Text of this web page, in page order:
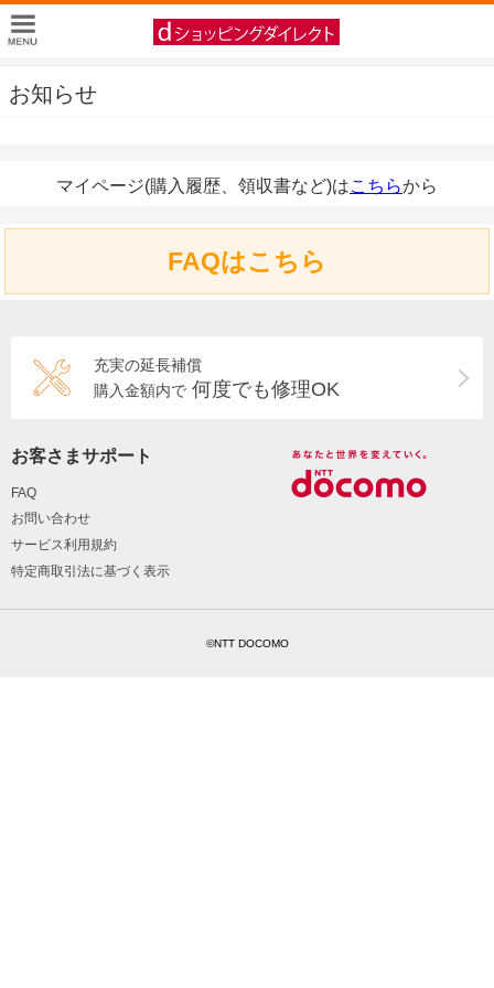
お知らせ
マイページ(購入履歴、領収書など)はこちらから
FAQはこちら
充実の延長補償
購入金額内で 何度でも修理OK
お客さまサポート
FAQ
お問い合わせ
サービス利用規約
特定商取引法に基づく表示
©NTT DOCOMO